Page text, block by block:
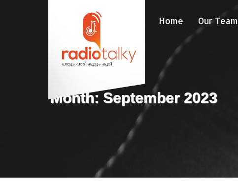
Home Our Team
Month: September 2023